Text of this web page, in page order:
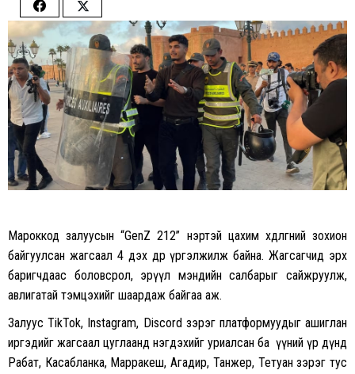
Share
on
Facebook
Share
on
Twitter
Мароккод залуусын “GenZ 212” нэртэй цахим хөдөлгөөний зохион
байгуулсан жагсаал 4 дэх өдрөө үргэлжилж байна. Жагсагчид эрх
баригчдаас боловсрол, эрүүл мэндийн салбарыг сайжруулж,
авлигатай тэмцэхийг шаардаж байгаа аж.
Залуус TikTok, Instagram, Discord зэрэг платформуудыг ашиглан
иргэдийг жагсаал цуглаанд нэгдэхийг уриалсан ба үүний үр дүнд
Рабат, Касабланка, Марракеш, Агадир, Танжер, Тетуан зэрэг тус